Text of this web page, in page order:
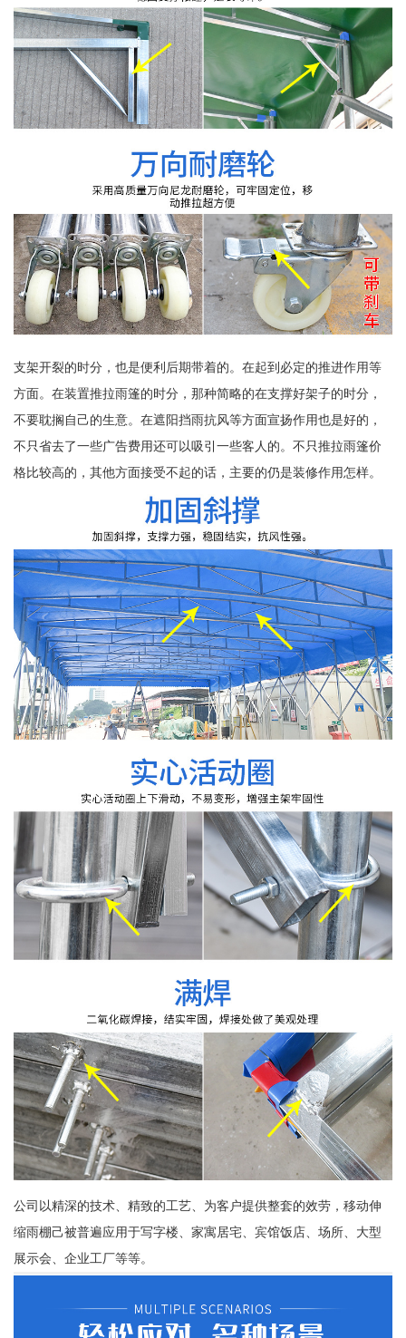
支架开裂的时分，也是便利后期带着的。在起到必定的推进作用等
方面。在装置推拉雨篷的时分，那种简略的在支撑好架子的时分，
不要耽搁自己的生意。在遮阳挡雨抗风等方面宣扬作用也是好的，
不只省去了一些广告费用还可以吸引一些客人的。不只推拉雨篷价
格比较高的，其他方面接受不起的话，主要的仍是装修作用怎样。
公司以精深的技术、精致的工艺、为客户提供整套的效劳，移动伸
缩雨棚己被普遍应用于写字楼、家寓居宅、宾馆饭店、场所、大型
展示会、企业工厂等等。